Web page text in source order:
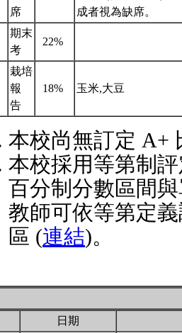
席
成者視為缺席。
期末
考
22%
栽培
報
告
18% 玉米,大豆
本校尚無訂定 A+
本校採用等第制
百分制分數區間
教師可依等第定
區 (連結)。
日期